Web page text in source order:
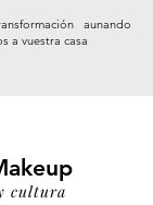
aunando
a vuestra casa
cultura